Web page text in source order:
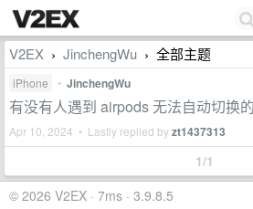
V2EX › JinchengWu › 全部主题
iPhone • JinchengWu
有没有人遇到 airpods 无法自动切换
Apr 10, 2024 • Lastly replied byzt1437313
1/1
© 2026 V2EX · 7ms · 3.9.8.5